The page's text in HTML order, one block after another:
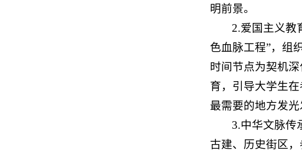
明前景。
2.爱国主义教
色血脉工程”，组
时间节点为契机
育，引导大学生
最需要的地方发光
3.中华文脉传
古建、历史街区